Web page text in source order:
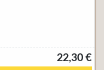
22,30 €